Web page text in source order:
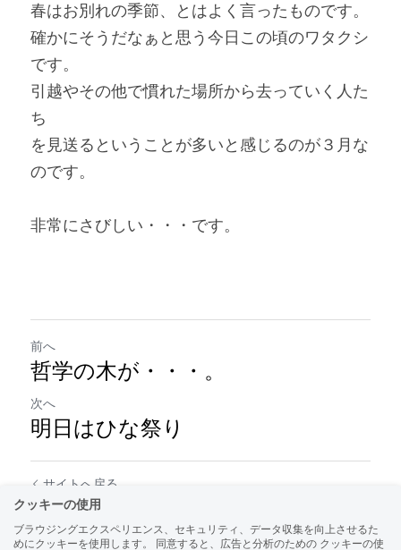
春はお別れの季節、とはよく言ったものです。
確かにそうだなぁと思う今日この頃のワタクシ
です。
引越やその他で慣れた場所から去っていく人た
ち
を見送るということが多いと感じるのが３月な
のです。
非常にさびしい・・・です。
前へ
哲学の木が・・・。
次へ
明日はひな祭り
サイトへ戻る
クッキーの使用
ブラウジングエクスペリエンス、セキュリティ、データ収集を向上させるた
めにクッキーを使用します。 同意すると、広告と分析のための クッキーの使